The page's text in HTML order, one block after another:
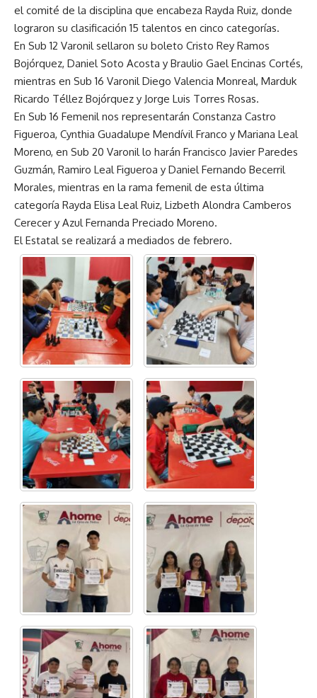
el comité de la disciplina que encabeza Rayda Ruiz, donde
lograron su clasificación 15 talentos en cinco categorías.
En Sub 12 Varonil sellaron su boleto Cristo Rey Ramos
Bojórquez, Daniel Soto Acosta y Braulio Gael Encinas Cortés,
mientras en Sub 16 Varonil Diego Valencia Monreal, Marduk
Ricardo Téllez Bojórquez y Jorge Luis Torres Rosas.
En Sub 16 Femenil nos representarán Constanza Castro
Figueroa, Cynthia Guadalupe Mendívil Franco y Mariana Leal
Moreno, en Sub 20 Varonil lo harán Francisco Javier Paredes
Guzmán, Ramiro Leal Figueroa y Daniel Fernando Becerril
Morales, mientras en la rama femenil de esta última
categoría Rayda Elisa Leal Ruiz, Lizbeth Alondra Camberos
Cerecer y Azul Fernanda Preciado Moreno.
El Estatal se realizará a mediados de febrero.